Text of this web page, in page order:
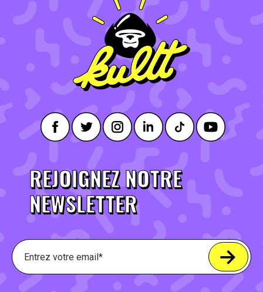
REJOIGNEZ NOTRE
NEWSLETTER